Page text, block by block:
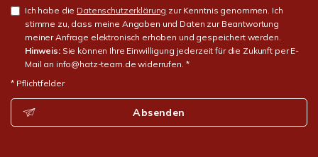
Ich habe die Datenschutzerklärung zur Kenntnis genommen. Ich
stimme zu, dass meine Angaben und Daten zur Beantwortung
meiner Anfrage elektronisch erhoben und gespeichert werden.
Hinweis:Sie können Ihre Einwilligung jederzeit für die Zukunft per E-
Mail an info@hatz-team.de widerrufen. *
* Pflichtfelder
Absenden